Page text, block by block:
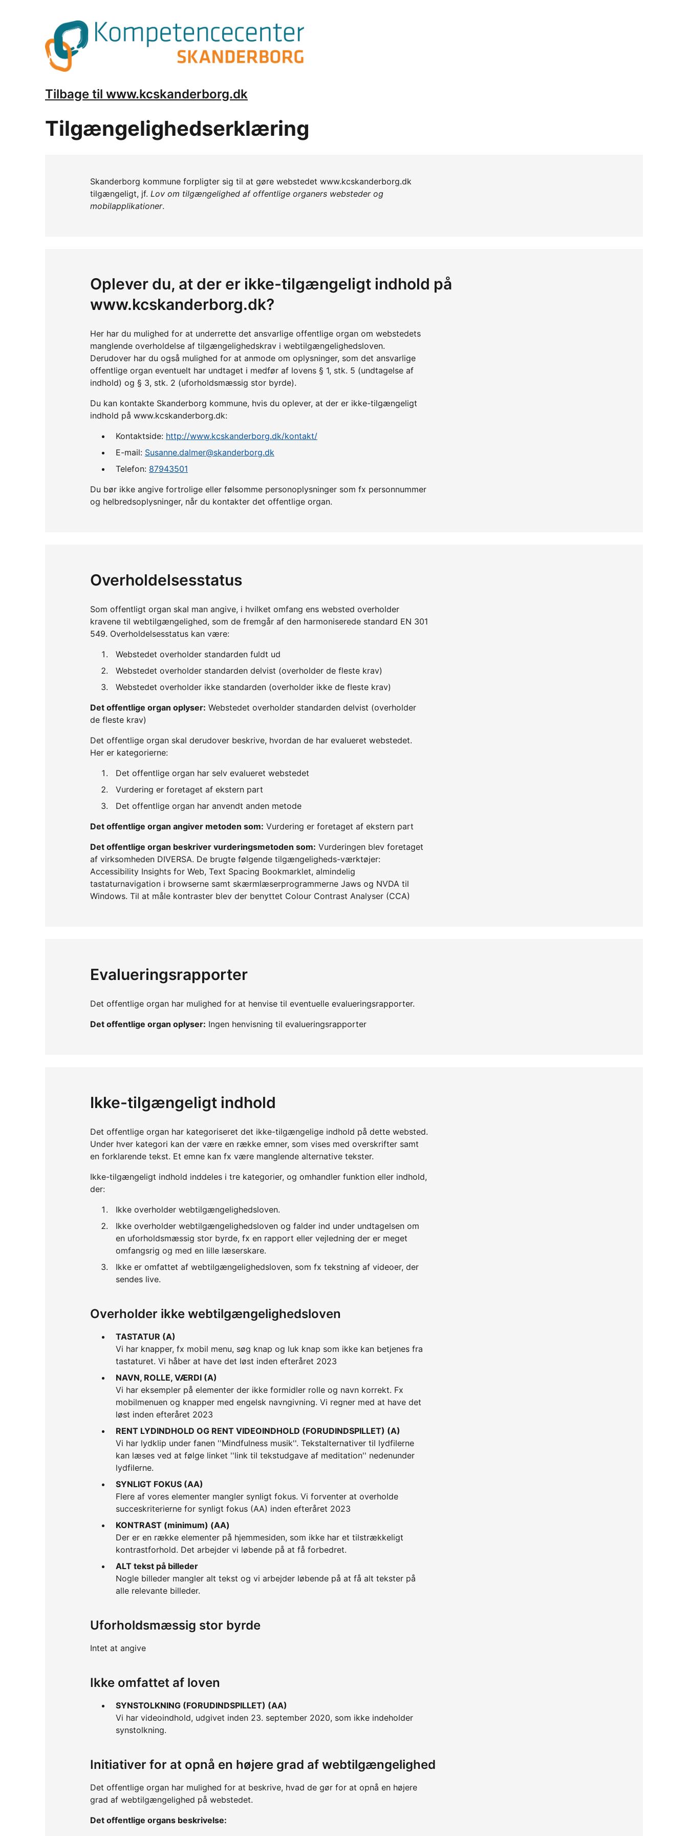
Tilbage til www.kcskanderborg.dk
Tilgængelighedserklæring
Skanderborg kommune forpligter sig til at gøre webstedet www.kcskanderborg.dk
tilgængeligt, jf. Lov om tilgængelighed af offentlige organers websteder og
mobilapplikationer.
Oplever du, at der er ikke-tilgængeligt indhold på
www.kcskanderborg.dk?
Her har du mulighed for at underrette det ansvarlige offentlige organ om webstedets
manglende overholdelse af tilgængelighedskrav i webtilgængelighedsloven.
Derudover har du også mulighed for at anmode om oplysninger, som det ansvarlige
offentlige organ eventuelt har undtaget i medfør af lovens § 1, stk. 5 (undtagelse af
indhold) og § 3, stk. 2 (uforholdsmæssig stor byrde).
Du kan kontakte Skanderborg kommune, hvis du oplever, at der er ikke-tilgængeligt
indhold på www.kcskanderborg.dk:
Kontaktside: http://www.kcskanderborg.dk/kontakt/
E-mail: Susanne.dalmer@skanderborg.dk
Telefon: 87943501
Du bør ikke angive fortrolige eller følsomme personoplysninger som fx personnummer
og helbredsoplysninger, når du kontakter det offentlige organ.
Overholdelsesstatus
Som offentligt organ skal man angive, i hvilket omfang ens websted overholder
kravene til webtilgængelighed, som de fremgår af den harmoniserede standard EN 301
549. Overholdelsesstatus kan være:
Webstedet overholder standarden fuldt ud
Webstedet overholder standarden delvist (overholder de fleste krav)
Webstedet overholder ikke standarden (overholder ikke de fleste krav)
Det offentlige organ oplyser: Webstedet overholder standarden delvist (overholder
de fleste krav)
Det offentlige organ skal derudover beskrive, hvordan de har evalueret webstedet.
Her er kategorierne:
Det offentlige organ har selv evalueret webstedet
Vurdering er foretaget af ekstern part
Det offentlige organ har anvendt anden metode
Det offentlige organ angiver metoden som: Vurdering er foretaget af ekstern part
Det offentlige organ beskriver vurderingsmetoden som: Vurderingen blev foretaget
af virksomheden DIVERSA. De brugte følgende tilgængeligheds-værktøjer:
Accessibility Insights for Web, Text Spacing Bookmarklet, almindelig
tastaturnavigation i browserne samt skærmlæserprogrammerne Jaws og NVDA til
Windows. Til at måle kontraster blev der benyttet Colour Contrast Analyser (CCA)
Evalueringsrapporter
Det offentlige organ har mulighed for at henvise til eventuelle evalueringsrapporter.
Det offentlige organ oplyser: Ingen henvisning til evalueringsrapporter
Ikke-tilgængeligt indhold
Det offentlige organ har kategoriseret det ikke-tilgængelige indhold på dette websted.
Under hver kategori kan der være en række emner, som vises med overskrifter samt
en forklarende tekst. Et emne kan fx være manglende alternative tekster.
Ikke-tilgængeligt indhold inddeles i tre kategorier, og omhandler funktion eller indhold,
der:
Ikke overholder webtilgængelighedsloven.
Ikke overholder webtilgængelighedsloven og falder ind under undtagelsen om
en uforholdsmæssig stor byrde, fx en rapport eller vejledning der er meget
omfangsrig og med en lille læserskare.
Ikke er omfattet af webtilgængelighedsloven, som fx tekstning af videoer, der
sendes live.
Overholder ikke webtilgængelighedsloven
TASTATUR (A)
Vi har knapper, fx mobil menu, søg knap og luk knap som ikke kan betjenes fra
tastaturet. Vi håber at have det løst inden efteråret 2023
NAVN, ROLLE, VÆRDI (A)
Vi har eksempler på elementer der ikke formidler rolle og navn korrekt. Fx
mobilmenuen og knapper med engelsk navngivning. Vi regner med at have det
løst inden efteråret 2023
RENT LYDINDHOLD OG RENT VIDEOINDHOLD (FORUDINDSPILLET) (A)
Vi har lydklip under fanen ''Mindfulness musik''. Tekstalternativer til lydfilerne
kan læses ved at følge linket ''link til tekstudgave af meditation'' nedenunder
lydfilerne.
SYNLIGT FOKUS (AA)
Flere af vores elementer mangler synligt fokus. Vi forventer at overholde
succeskriterierne for synligt fokus (AA) inden efteråret 2023
KONTRAST (minimum) (AA)
Der er en række elementer på hjemmesiden, som ikke har et tilstrækkeligt
kontrastforhold. Det arbejder vi løbende på at få forbedret.
ALT tekst på billeder
Nogle billeder mangler alt tekst og vi arbejder løbende på at få alt tekster på
alle relevante billeder.
Uforholdsmæssig stor byrde
Intet at angive
Ikke omfattet af loven
SYNSTOLKNING (FORUDINDSPILLET) (AA)
Vi har videoindhold, udgivet inden 23. september 2020, som ikke indeholder
synstolkning.
Initiativer for at opnå en højere grad af webtilgængelighed
Det offentlige organ har mulighed for at beskrive, hvad de gør for at opnå en højere
grad af webtilgængelighed på webstedet.
Det offentlige organs beskrivelse: